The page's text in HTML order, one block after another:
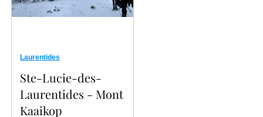
EUROPE - GR20 EUROPE - TMB
Charlevoix
Ste-Lucie-des-
Laurentides - Mont
Kaaikop
Laurentides